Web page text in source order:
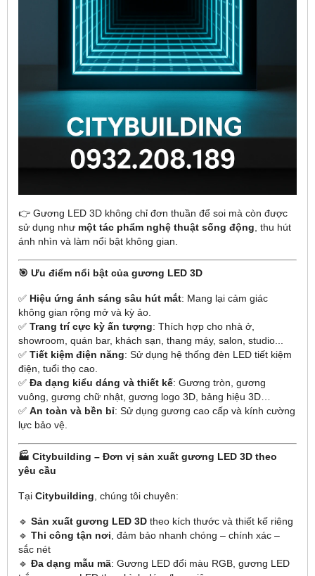
👉 Gương LED 3D không chỉ đơn thuần để soi mà còn được
sử dụng như một tác phẩm nghệ thuật sống động , thu hút
ánh nhìn và làm nổi bật không gian.
🎯 Ưu điểm nổi bật của gương LED 3D
✅ Hiệu ứng ánh sáng sâu hút mắt: Mang lại cảm giác
không gian rộng mở và kỳ ảo.
✅ Trang trí cực kỳ ấn tượng: Thích hợp cho nhà ở,
showroom, quán bar, khách sạn, thang máy, salon, studio...
✅ Tiết kiệm điện năng: Sử dụng hệ thống đèn LED tiết kiệm
điện, tuổi thọ cao.
✅ Đa dạng kiểu dáng và thiết kế: Gương tròn, gương
vuông, gương chữ nhật, gương logo 3D, bảng hiệu 3D…
✅ An toàn và bền bỉ: Sử dụng gương cao cấp và kính cường
lực bảo vệ.
🏭 Citybuilding – Đơn vị sản xuất gương LED 3D theo
yêu cầu
Tại Citybuilding , chúng tôi chuyên:
🔹 Sản xuất gương LED 3D theo kích thước và thiết kế riêng
🔹 Thi công tận nơi , đảm bảo nhanh chóng – chính xác –
sắc nét
🔹 Đa dạng mẫu mã: Gương LED đổi màu RGB, gương LED